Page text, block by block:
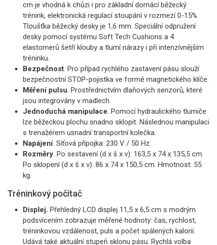
cm je vhodná k chůzi i pro základní domácí běžecký
trénink, elektronická regulací stoupání v rozmezí 0-15%.
Tloušťka běžecký desky je 1,6 mm. Speciální odpružení
desky pomocí systému Soft Tech Cushions a 4
elastomerů šetří klouby a tlumí nárazy i při intenzívnějším
tréninku.
Bezpečnost. Pro případ rychlého zastavení pásu slouží
bezpečnostní STOP-pojistka ve formě magnetického klíče.
Měření pulsu. Prostřednictvím dlaňových senzorů, které
jsou integrovány v madlech.
Jednoduchá manipulace. Pomocí hydraulického tlumiče
lze běžeckou plochu snadno sklopit. Následnou manipulaci
s trenažérem usnadní transportní kolečka.
Napájení. Síťová přípojka: 230 V / 50 Hz.
Rozměry. Po sestavení (d x š x v): 163,5 x 74 x 135,5 cm.
Po sklopení (d x š x v): 86 x 74 x 150,5 cm. Hmotnost: 55
kg.
Tréninkový počítač
Displej. Přehledný LCD displej 11,5 x 6,5 cm s modrým
podsvícením zobrazuje měřené hodnoty: čas, rychlost,
tréninkovou vzdálenost, puls a počet spálených kalorií.
Udává také aktuální stupeň sklonu pásu. Rychlá volba